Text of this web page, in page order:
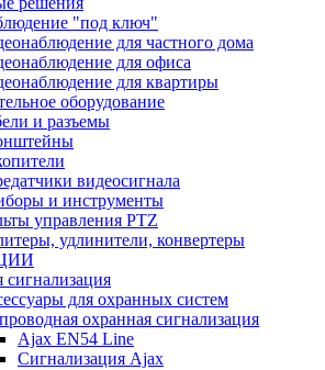
"под ключ"
для частного дома
для офиса
для квартиры
оборудование
и разъемы
видеосигнала
и инструменты
управления PTZ
удлинители, конвертеры
сигнализация
для охранных систем
охранная сигнализация
Ajax EN54 Line
Сигнализация Ajax